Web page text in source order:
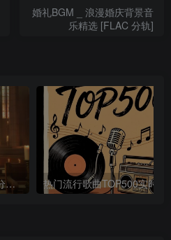
婚礼BGM _ 浪漫婚庆背景音
乐精选 [FLAC 分轨]
太阳之子 – 周杰伦 [FLAC 分轨 192Khz 24bit]